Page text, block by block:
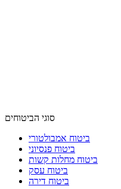
סוגי הביטוחים
ביטוח אמבולטורי
ביטוח פנסיוני
ביטוח מחלות קשות
ביטוח עסק
ביטוח דירה